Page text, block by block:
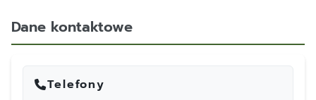
Dane kontaktowe
Telefony